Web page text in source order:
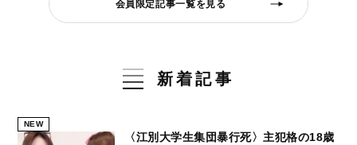
会員限定記事一覧を見る
新着記事
NEW
〈江別大学生集団暴行死〉主犯格の18歳